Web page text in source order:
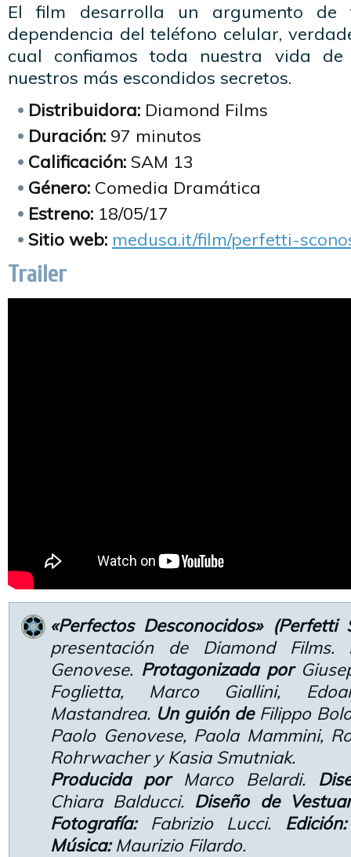
El film desarrolla un argumento de
dependencia del teléfono celular,
cual confiamos toda nuestra vida de
nuestros más escondidos secretos.
Distribuidora: Diamond Films
Duración: 97 minutos
Calificación: SAM 13
Género: Comedia Dramática
Estreno: 18/05/17
Sitio web: medusa.it/film/perfetti-
Trailer
«Perfectos Desconocidos» (Perfetti
presentación de Diamond Films.
Genovese. Protagonizada por
Foglietta, Marco Giallini,
Mastandrea. Un guión deFilippo
Paolo Genovese, Paola Mammini,
Rohrwacher y Kasia Smutniak.
Producida porMarco Belardi.
Chiara Balducci. Diseño de
Fotografía:Fabrizio Lucci. Edición:
Música:Maurizio Filardo.